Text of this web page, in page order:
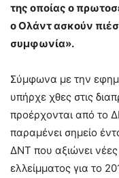
της οποίας ο
ο Ολάντ ασκούν
συμφωνία».
Σύμφωνα με την
υπήρχε χθες στις
προέρχονται από το
παραμένει σημείο
ΔΝΤ που αξιώνει νέες
ελλείμματος για το